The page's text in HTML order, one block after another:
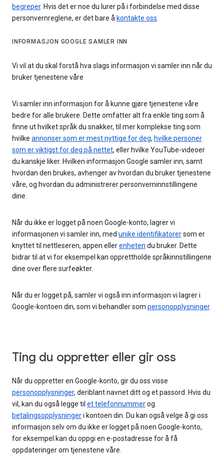
begreper. Hvis det er noe du lurer på i forbindelse med disse
personvernreglene, er det bare å kontakte oss.
INFORMASJON GOOGLE SAMLER INN
Vi vil at du skal forstå hva slags informasjon vi samler inn når du
bruker tjenestene våre
Vi samler inn informasjon for å kunne gjøre tjenestene våre
bedre for alle brukere. Dette omfatter alt fra enkle ting som å
finne ut hvilket språk du snakker, til mer komplekse ting som
hvilke annonser som er mest nyttige for deg, hvilke personer
som er viktigst for deg på nettet, eller hvilke YouTube-videoer
du kanskje liker. Hvilken informasjon Google samler inn, samt
hvordan den brukes, avhenger av hvordan du bruker tjenestene
våre, og hvordan du administrerer personverninnstillingene
dine.
Når du ikke er logget på noen Google-konto, lagrer vi
informasjonen vi samler inn, med unike identifikatorersom er
knyttet til nettleseren, appen ellerenheten du bruker. Dette
bidrar til at vi for eksempel kan opprettholde språkinnstillingene
dine over flere surfeøkter.
Når du er logget på, samler vi også inn informasjon vi lagrer i
Google-kontoen din, som vi behandler som personopplysninger.
Ting du oppretter eller gir oss
Når du oppretter en Google-konto, gir du oss visse
personopplysninger, deriblant navnet ditt og et passord. Hvis du
vil, kan du også legge til et telefonnummerog
betalingsopplysningeri kontoen din. Du kan også velge å gi oss
informasjon selv om du ikke er logget på noen Google-konto,
for eksempel kan du oppgi en e-postadresse for å få
oppdateringer om tjenestene våre.